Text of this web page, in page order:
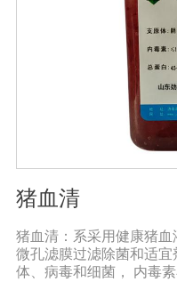
猪血清
猪血清：系采用健康猪
微孔滤膜过滤除菌和适
体、病毒和细菌， 内毒